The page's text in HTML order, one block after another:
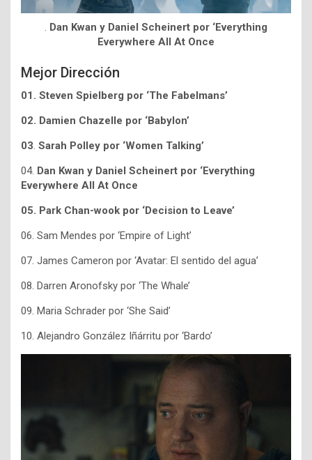
. Dan Kwan y Daniel Scheinert por ‘Everything
Everywhere All At Once
Mejor Dirección
01. Steven Spielberg por ‘The Fabelmans’
02. Damien Chazelle por ‘Babylon’
03. Sarah Polley por ‘Women Talking’
04. Dan Kwan y Daniel Scheinert por ‘Everything
Everywhere All At Once
05. Park Chan-wook por ‘Decision to Leave’
06. Sam Mendes por ‘Empire of Light’
07. James Cameron por ‘Avatar: El sentido del agua’
08. Darren Aronofsky por ‘The Whale’
09. Maria Schrader por ‘She Said’
10. Alejandro González Iñárritu por ‘Bardo’